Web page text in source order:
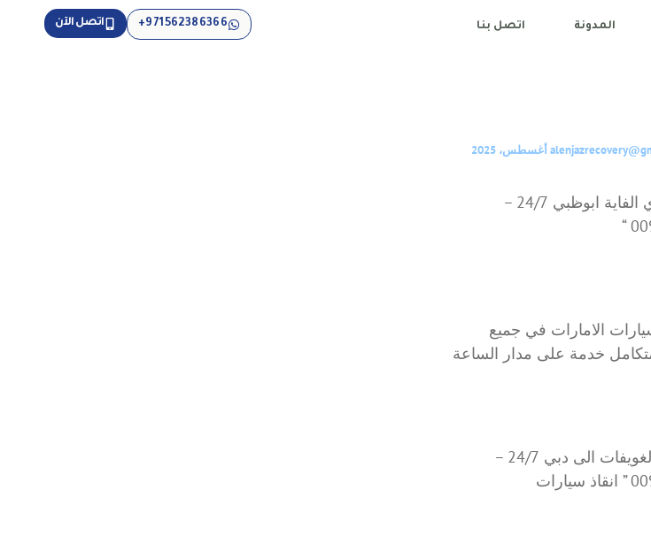
المدونة اتصل بنا اتصل الآن 971562386366+
” بردكون ريكفري الفاية ابوظبي 24/7 –
الامارات في جميع
خدمة على مدار الساعة
” بردكون ونش الغويفات الى دبي 24/7 –